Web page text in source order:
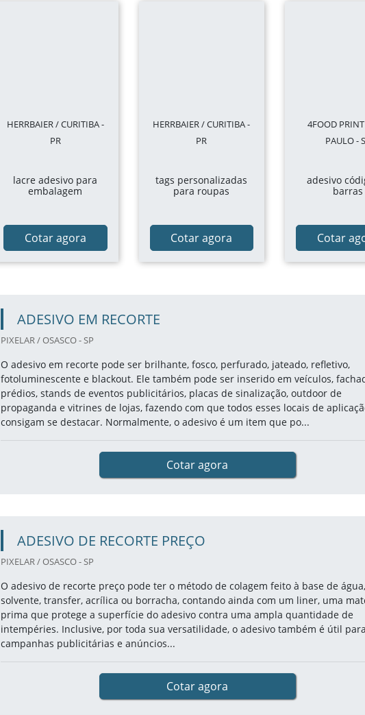
HERRBAIER / CURITIBA -
PR
lacre adesivo para
embalagem
Cotar agora
HERRBAIER / CURITIBA -
PR
tags personalizadas
para roupas
Cotar agora
4FOOD
PAULO -
adesivo
barras
Cotar
ADESIVO EM RECORTE
PIXELAR / OSASCO - SP
O adesivo em recorte pode ser brilhante, fosco, perfurado, jateado, refletivo,
fotoluminescente e blackout. Ele também pode ser inserido em veículos,
prédios, stands de eventos publicitários, placas de sinalização, outdoor de
propaganda e vitrines de lojas, fazendo com que todos esses locais de
consigam se destacar. Normalmente, o adesivo é um item que po...
Cotar agora
ADESIVO DE RECORTE PREÇO
PIXELAR / OSASCO - SP
O adesivo de recorte preço pode ter o método de colagem feito à base de água,
solvente, transfer, acrílica ou borracha, contando ainda com um liner, uma
prima que protege a superfície do adesivo contra uma ampla quantidade de
intempéries. Inclusive, por toda sua versatilidade, o adesivo também é útil
campanhas publicitárias e anúncios...
Cotar agora